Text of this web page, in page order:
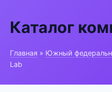
Каталог
Главная » Южный
Lab